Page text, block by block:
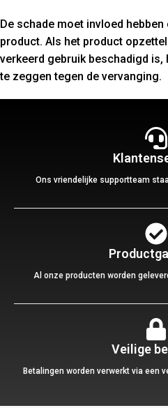
De schade moet invloed
product. Als het product
verkeerd gebruik beschadigd is,
te zeggen tegen de vervanging.
Ons vriendelijke supportteam
Al onze producten worden
Veilige
Betalingen worden verwerkt via een